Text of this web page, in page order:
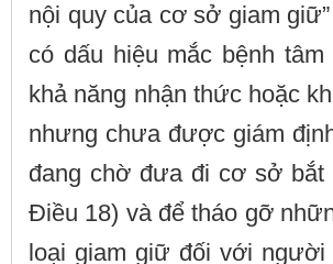
nội quy của cơ sở giam
có dấu hiệu mắc bệnh
khả năng nhận thức hoặc
nhưng chưa được giám
đang chờ đưa đi cơ sở bắt
Điều 18) và để tháo gỡ
loại giam giữ đối với